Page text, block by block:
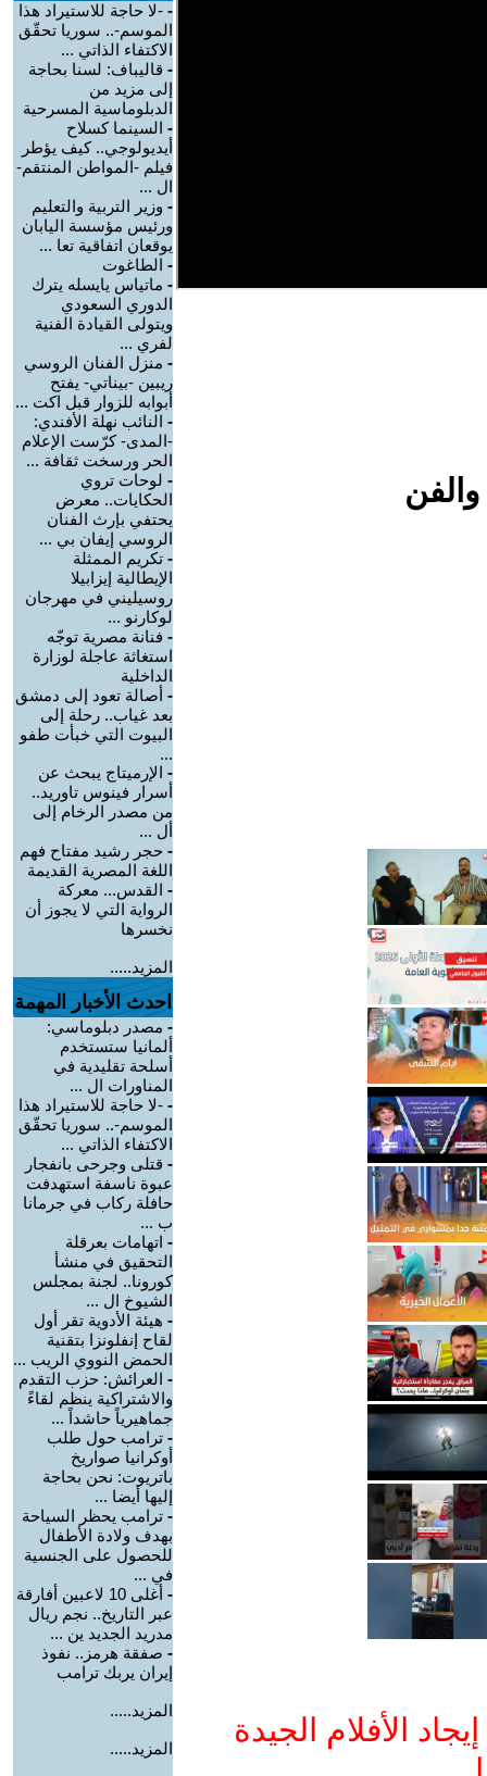
الأفلام الجيدة
- -لا حاجة للاستيراد هذا
الموسم-.. سوريا تحقّق
الاكتفاء الذاتي ...
- قاليباف: لسنا بحاجة
إلى مزيد من
الدبلوماسية المسرحية
- السينما كسلاح
أيديولوجي.. كيف يؤطر
فيلم -المواطن المنتقم-
ال ...
- وزير التربية والتعليم
ورئيس مؤسسة اليابان
يوقعان اتفاقية تعا ...
- الطاغوت
- ماتياس يايسله يترك
الدوري السعودي
ويتولى القيادة الفنية
لفري ...
- منزل الفنان الروسي
ريبين -بيناتي- يفتح
أبوابه للزوار قبل اكت ...
- النائب نهلة الأفندي:
-المدى- كرّست الإعلام
الحر ورسخت ثقافة ...
- لوحات تروي
الحكايات.. معرض
يحتفي بإرث الفنان
الروسي إيفان بي ...
- تكريم الممثلة
الإيطالية إيزابيلا
روسيليني في مهرجان
لوكارنو ...
- فنانة مصرية توجّه
استغاثة عاجلة لوزارة
الداخلية
- أصالة تعود إلى دمشق
بعد غياب.. رحلة إلى
البيوت التي خبأت طفو
...
- الإرميتاج يبحث عن
أسرار فينوس تاوريد..
من مصدر الرخام إلى
أل ...
- حجر رشيد مفتاح فهم
اللغة المصرية القديمة
- القدس... معركة
الرواية التي لا يجوز أن
نخسرها
المزيد.....
احدث الأخبار المهمة
- مصدر دبلوماسي:
ألمانيا ستستخدم
أسلحة تقليدية في
المناورات ال ...
- -لا حاجة للاستيراد هذا
الموسم-.. سوريا تحقّق
الاكتفاء الذاتي ...
- قتلى وجرحى بانفجار
عبوة ناسفة استهدفت
حافلة ركاب في جرمانا
ب ...
- اتهامات بعرقلة
التحقيق في منشأ
كورونا.. لجنة بمجلس
الشيوخ ال ...
- هيئة الأدوية تقر أول
لقاح إنفلونزا بتقنية
الحمض النووي الريب ...
- العرائش: حزب التقدم
والاشتراكية ينظم لقاءً
جماهيرياً حاشداً ...
- ترامب حول طلب
أوكرانيا صواريخ
باتريوت: نحن بحاجة
إليها أيضا ...
- ترامب يحظر السياحة
بهدف ولادة الأطفال
للحصول على الجنسية
في ...
-
أغلى 10 لاعبين أفارقة
عبر التاريخ.. نجم ريال
مدريد الجديد ين ...
- صفقة هرمز.. نفوذ
إيران يربك ترامب
المزيد.....
المزيد.....